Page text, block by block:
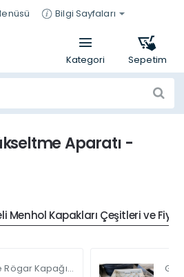
Bilgi Sayfaları
Aparatı -
Menhol Kapakları Çeşitleri ve
Gömme Rögar Kapağı - Seramik - Fayans Ve Mermer Zeminlerde - Gizli Çerçeve Kapak Çift Kulplu 45 X 45